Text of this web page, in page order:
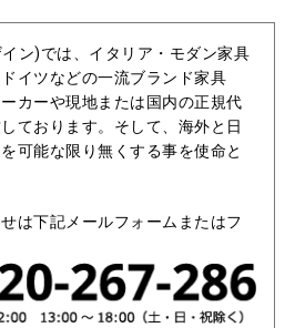
イン)では、イタリア・モダン家具
イツなどの一流ブランド家具
カーや現地または国内の正規代
ております。そして、海外と日
可能な限り無くする事を使命と
は下記メールフォームまたはフ